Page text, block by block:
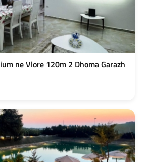
ne Vlore 120m 2 Dhoma Garazh